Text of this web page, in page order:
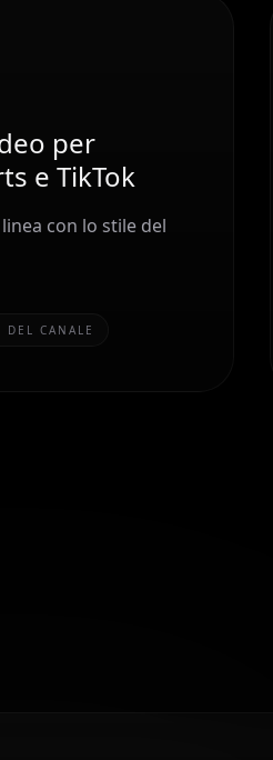
per
e TikTok
con lo stile del
CANALE